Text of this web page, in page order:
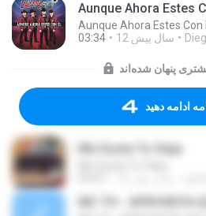
Aunque Ahora Estes
Aunque Ahora Estes Con
03:34
12 سال پیش
پنهان شده‌اند
ادامه دهید
Me Gusta Tu Vieja